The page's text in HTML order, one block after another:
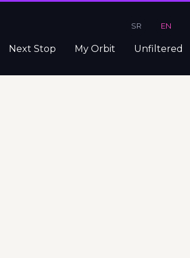
SR EN
Next Stop My Orbit Unfiltered